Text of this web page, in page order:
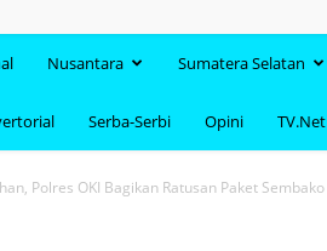
Nusantara Sumatera Selatan
Serba-Serbi Opini TV.Net
Polres OKI Bagikan Ratusan Paket Sembako